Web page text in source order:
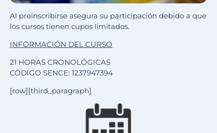
Al preinscribirse asegura su participación debido a que
los cursos tienen cupos limitados.
INFORMACIÓN DEL CURSO
21 HORAS CRONOLÓGICAS
CÓDIGO SENCE: 1237947394
[row][third_paragraph]